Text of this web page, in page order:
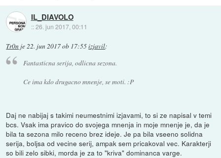
IL_DIAVOLO
::26. jun 2017, 00:11
Tr0n je22. jun 2017 ob 17:55izjavil:
Fantasticna serija, odlicna sezona.
Ce ima kdo drugacno mnenje, se moti. :P
Daj ne nabijaj s takimi neumestnimi izjavami, to si ze napisal v temi
bcs. Vsak ima pravico do svojega mnenja in moje mnenje je, da je
bila ta sezona milo receno brez ideje. Je pa bila vseeno solidna
serija, boljsa od vecine serij, ampak sem pricakoval vec. Karakterji
so bili zelo sibki, morda je za to "kriva" dominanca varge.